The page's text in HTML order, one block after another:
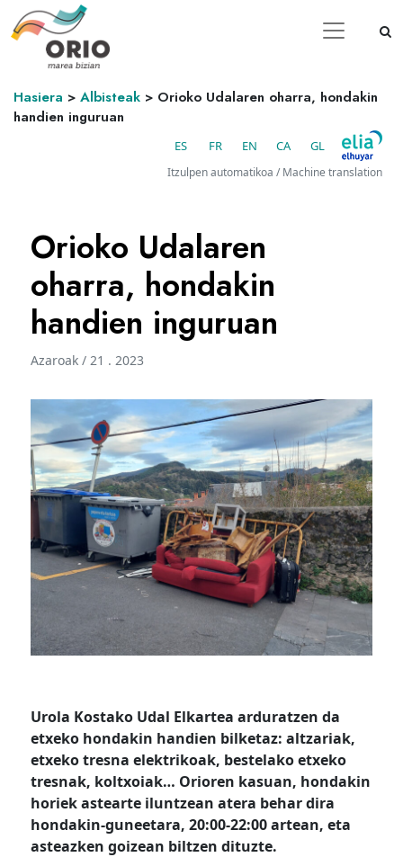
Hasiera > Albisteak > Orioko Udalaren oharra, hondakin
handien inguruan
ES FR EN CA GL
Itzulpen automatikoa / Machine translation
Orioko Udalaren
oharra, hondakin
handien inguruan
Azaroak / 21 . 2023
Urola Kostako Udal Elkartea arduratzen da
etxeko hondakin handien bilketaz: altzariak,
etxeko tresna elektrikoak, bestelako etxeko
tresnak, koltxoiak… Orioren kasuan, hondakin
horiek astearte iluntzean atera behar dira
hondakin-guneetara, 20:00-22:00 artean, eta
asteazken goizean biltzen dituzte.